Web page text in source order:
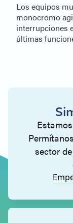
Los equipos
monocromo
interrupciones
últimas
sector